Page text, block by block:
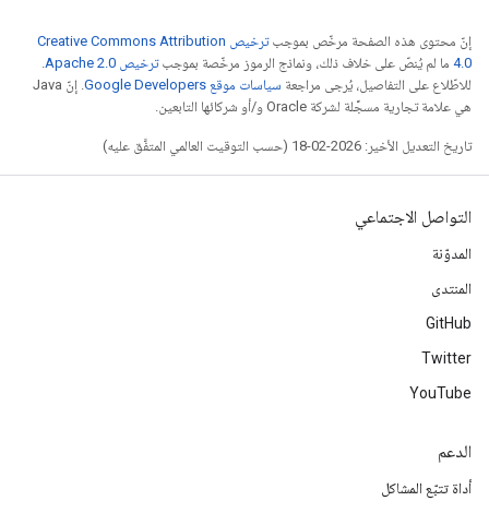
إنّ محتوى هذه الصفحة مرخّص بموجب
ترخيص Creative Commons Attribution
4.0‏ ما لم يُنصّ على خلاف ذلك، ونماذج الرموز مرخّصة بموجبترخيص Apache 2.0‏
.
للاطّلاع على التفاصيل، يُرجى مراجعة سياسات موقع Google Developers‏
. إنّ Java
هي علامة تجارية مسجَّلة لشركة Oracle و/أو شركائها التابعين.
تاريخ التعديل الأخير: 2026-02-18 (حسب التوقيت العالمي المتفَّق عليه)
التواصل الاجتماعي
المدوّنة
المنتدى
GitHub
Twitter
YouTube
الدعم
أداة تتبّع المشاكل